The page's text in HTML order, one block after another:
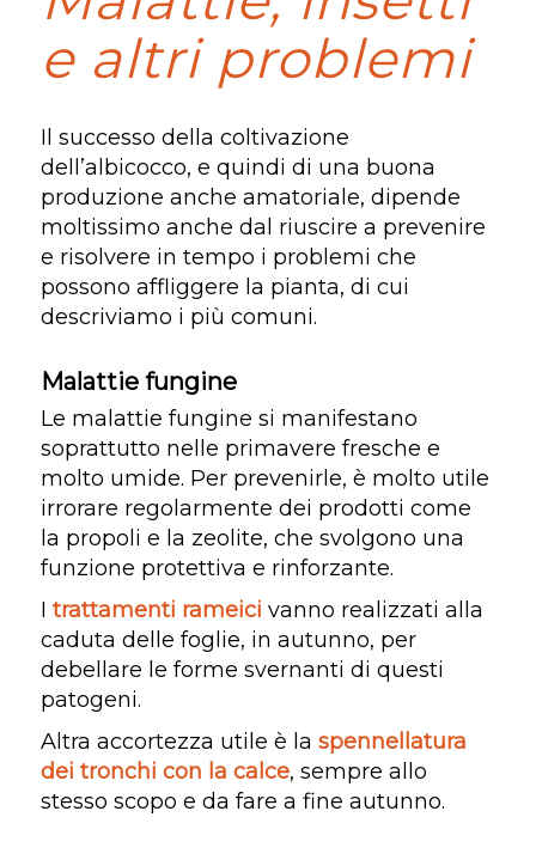
e altri problemi
Il successo della coltivazione
dell’albicocco, e quindi di una buona
produzione anche amatoriale, dipende
moltissimo anche dal riuscire a prevenire
e risolvere in tempo i problemi che
possono affliggere la pianta, di cui
descriviamo i più comuni.
Malattie fungine
Le malattie fungine si manifestano
soprattutto nelle primavere fresche e
molto umide. Per prevenirle, è molto utile
irrorare regolarmente dei prodotti come
la propoli e la zeolite, che svolgono una
funzione protettiva e rinforzante.
I trattamenti rameici vanno realizzati alla
caduta delle foglie, in autunno, per
debellare le forme svernanti di questi
patogeni.
Altra accortezza utile è la spennellatura
dei tronchi con la calce, sempre allo
stesso scopo e da fare a fine autunno.